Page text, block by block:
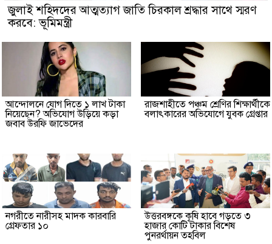
জুলাই শহিদদের আত্মত্যাগ জাতি চিরকাল শ্রদ্ধার সাথে স্মরণ
করবে: ভূমিমন্ত্রী
আন্দোলনে যোগ দিতে ১ লাখ টাকা
নিয়েছেন? অভিযোগ উড়িয়ে কড়া
জবাব উরফি জাভেদের
রাজশাহীতে পঞ্চম শ্রেণির শিক্ষার্থীকে
বলাৎকারের অভিযোগে যুবক গ্রেপ্তার
নগরীতে নারীসহ মাদক কারবারি
গ্রেফতার ১০
উত্তরবঙ্গকে কৃষি হাবে গড়তে ৩
হাজার কোটি টাকার বিশেষ
পুনরর্থায়ন তহবিল